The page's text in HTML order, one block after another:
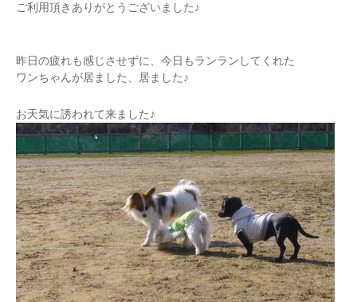
ご利用頂きありがとうございました♪
昨日の疲れも感じさせずに、今日もランランしてくれた
ワンちゃんが居ました、居ました♪
お天気に誘われて来ました♪